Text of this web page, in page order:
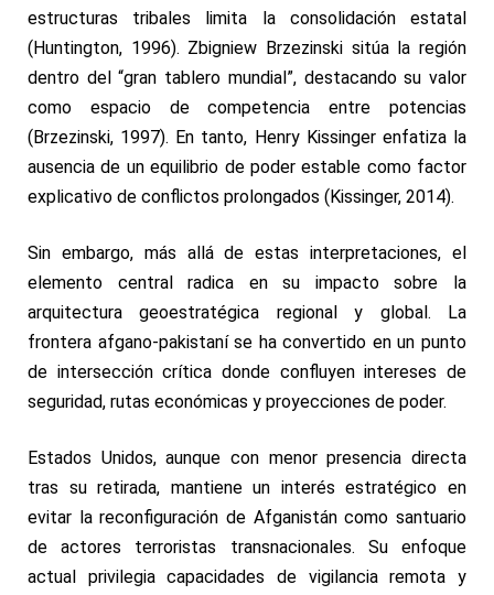
estructuras tribales limita la consolidación estatal
(Huntington, 1996). Zbigniew Brzezinski sitúa la región
dentro del “gran tablero mundial”, destacando su valor
como espacio de competencia entre potencias
(Brzezinski, 1997). En tanto, Henry Kissinger enfatiza la
ausencia de un equilibrio de poder estable como factor
explicativo de conflictos prolongados (Kissinger, 2014).
Sin embargo, más allá de estas interpretaciones, el
elemento central radica en su impacto sobre la
arquitectura geoestratégica regional y global. La
frontera afgano-pakistaní se ha convertido en un punto
de intersección crítica donde confluyen intereses de
seguridad, rutas económicas y proyecciones de poder.
Estados Unidos, aunque con menor presencia directa
tras su retirada, mantiene un interés estratégico en
evitar la reconfiguración de Afganistán como santuario
de actores terroristas transnacionales. Su enfoque
actual privilegia capacidades de vigilancia remota y